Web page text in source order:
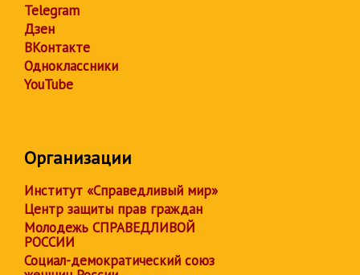
Telegram
Дзен
ВКонтакте
Одноклассники
YouTube
Организации
Институт «Справедливый мир»
Центр защиты прав граждан
Молодежь СПРАВЕДЛИВОЙ
РОССИИ
Социал-демократический союз